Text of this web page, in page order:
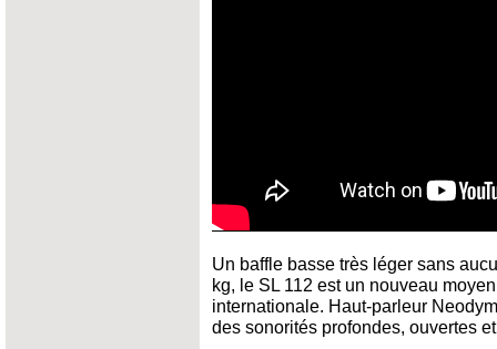
Un baffle basse très léger sans
kg, le SL 112 est un nouveau
internationale. Haut-parleur
des sonorités profondes, ouvertes